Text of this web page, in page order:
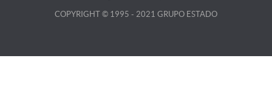
COPYRIGHT © 1995 - 2021 GRUPO ESTADO